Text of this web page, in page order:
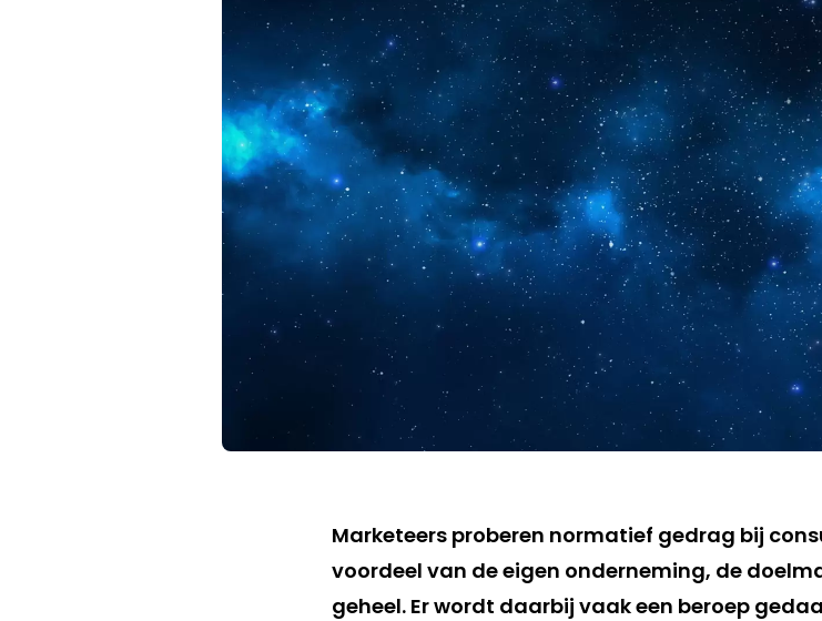
Marketeers proberen normatief gedrag bij
voordeel van de eigen onderneming, de
geheel. Er wordt daarbij vaak een beroep